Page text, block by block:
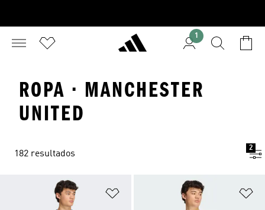
1
ROPA · MANCHESTER
UNITED
182 resultados
2
Añadir a la lista de deseos